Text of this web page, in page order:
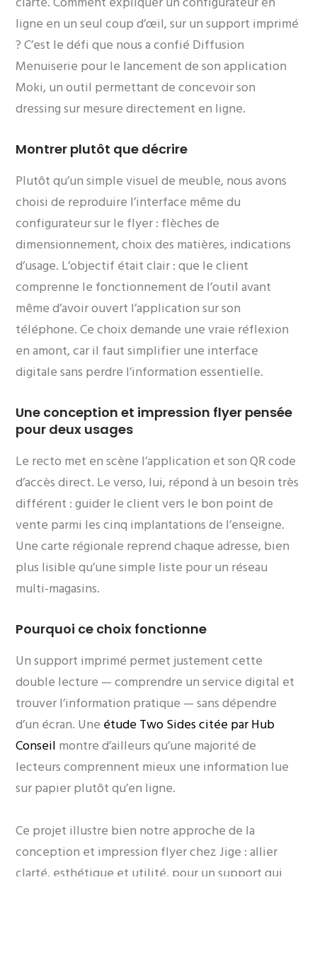
ligne en un seul coup d’œil, sur un support imprimé
? C’est le défi que nous a confié Diffusion
Menuiserie pour le lancement de son application
Moki, un outil permettant de concevoir son
dressing sur mesure directement en ligne.
Montrer plutôt que décrire
Plutôt qu’un simple visuel de meuble, nous avons
choisi de reproduire l’interface même du
configurateur sur le flyer : flèches de
dimensionnement, choix des matières, indications
d’usage. L’objectif était clair : que le client
comprenne le fonctionnement de l’outil avant
même d’avoir ouvert l’application sur son
téléphone. Ce choix demande une vraie réflexion
en amont, car il faut simplifier une interface
digitale sans perdre l’information essentielle.
Une conception et impression flyer pensée
pour deux usages
Le recto met en scène l’application et son QR code
d’accès direct. Le verso, lui, répond à un besoin très
différent : guider le client vers le bon point de
vente parmi les cinq implantations de l’enseigne.
Une carte régionale reprend chaque adresse, bien
plus lisible qu’une simple liste pour un réseau
multi-magasins.
Pourquoi ce choix fonctionne
Un support imprimé permet justement cette
double lecture — comprendre un service digital et
trouver l’information pratique — sans dépendre
d’un écran. Une étude Two Sides citée par Hub
Conseil montre d’ailleurs qu’une majorité de
lecteurs comprennent mieux une information lue
sur papier plutôt qu’en ligne.
Ce projet illustre bien notre approche de la
conception et impression flyer chez Jige : allier
clarté, esthétique et utilité, pour un support qui